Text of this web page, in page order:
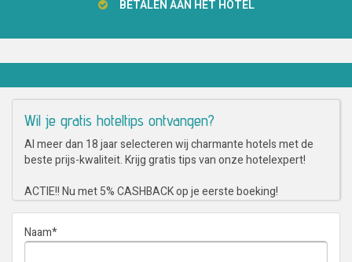
BETALEN AAN HET HOTEL
Wil je gratis hoteltips ontvangen?
Al meer dan 18 jaar selecteren wij charmante hotels met de
beste prijs-kwaliteit. Krijg gratis tips van onze hotelexpert!
ACTIE!! Nu met 5% CASHBACK op je eerste boeking!
Naam*